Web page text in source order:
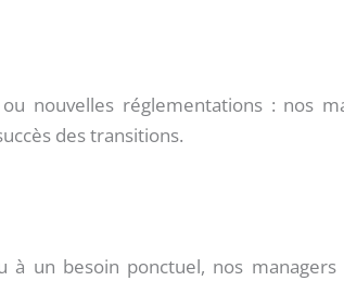
nouvelles réglementations : nos
des transitions.
à un besoin ponctuel, nos